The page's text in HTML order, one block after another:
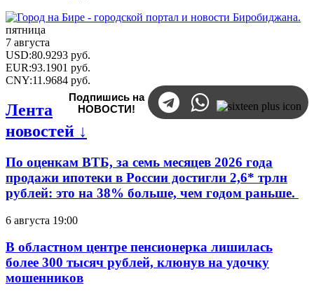
пятница
7 августа
USD:80.9293 руб.
EUR:93.1901 руб.
CNY:11.9684 руб.
Подпишись на
НОВОСТИ!
Лента
новостей ↓
По оценкам ВТБ, за семь месяцев 2026 года
продажи ипотеки в России достигли 2,6* трлн
рублей: это на 38% больше, чем годом раньше.
6 августа 19:00
В областном центре пенсионерка лишилась
более 300 тысяч рублей, клюнув на удочку
мошенников